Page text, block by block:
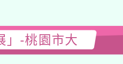
」-桃園市大